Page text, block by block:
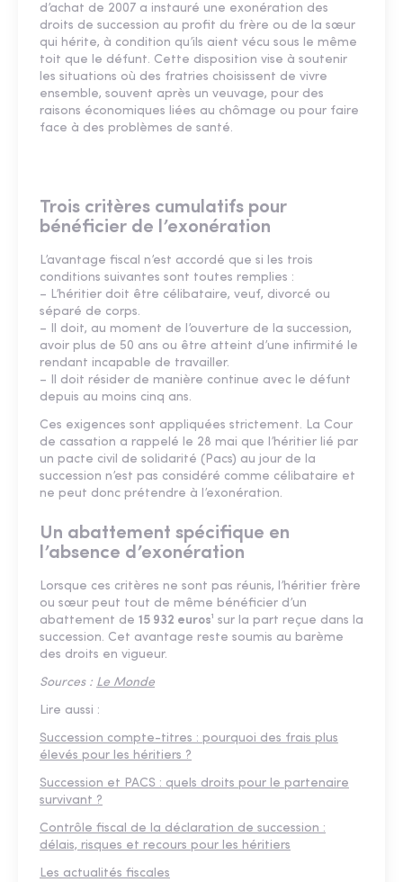
d’achat de 2007 a instauré une exonération des
droits de succession au profit du frère ou de la sœur
qui hérite, à condition qu’ils aient vécu sous le même
toit que le défunt. Cette disposition vise à soutenir
les situations où des fratries choisissent de vivre
ensemble, souvent après un veuvage, pour des
raisons économiques liées au chômage ou pour faire
face à des problèmes de santé.
Trois critères cumulatifs pour
bénéficier de l’exonération
L’avantage fiscal n’est accordé que si les trois
conditions suivantes sont toutes remplies :
– L’héritier doit être célibataire, veuf, divorcé ou
séparé de corps.
– Il doit, au moment de l’ouverture de la succession,
avoir plus de 50 ans ou être atteint d’une infirmité le
rendant incapable de travailler.
– Il doit résider de manière continue avec le défunt
depuis au moins cinq ans.
Ces exigences sont appliquées strictement. La Cour
de cassation a rappelé le 28 mai que l’héritier lié par
un pacte civil de solidarité (Pacs) au jour de la
succession n’est pas considéré comme célibataire et
ne peut donc prétendre à l’exonération.
Un abattement spécifique en
l’absence d’exonération
Lorsque ces critères ne sont pas réunis, l’héritier frère
ou sœur peut tout de même bénéficier d’un
abattement de 15 932 euros¹ sur la part reçue dans la
succession. Cet avantage reste soumis au barème
des droits en vigueur.
Sources : Le Monde
Lire aussi :
Succession compte-titres : pourquoi des frais plus
élevés pour les héritiers ?
Succession et PACS : quels droits pour le partenaire
survivant ?
Contrôle fiscal de la déclaration de succession :
délais, risques et recours pour les héritiers
Les actualités fiscales